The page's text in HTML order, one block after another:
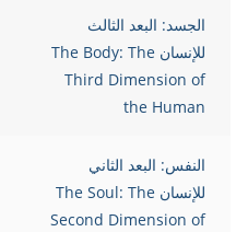
الجسد: البعد الثالث
للإنسان The Body: The
Third Dimension of
the Human
النفس: البعد الثاني
للإنسان The Soul: The
Second Dimension of